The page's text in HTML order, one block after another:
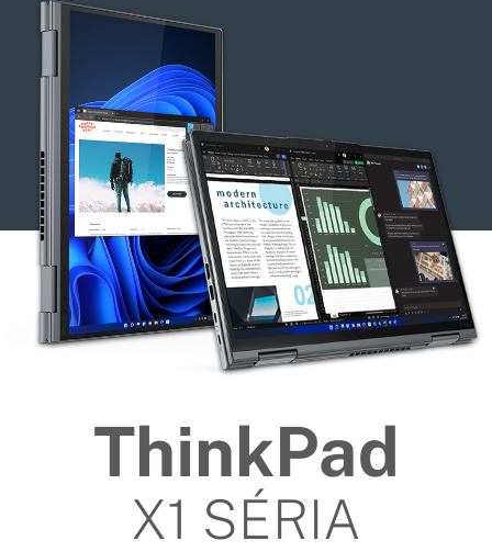
ThinkPad
X1 SÉRIA